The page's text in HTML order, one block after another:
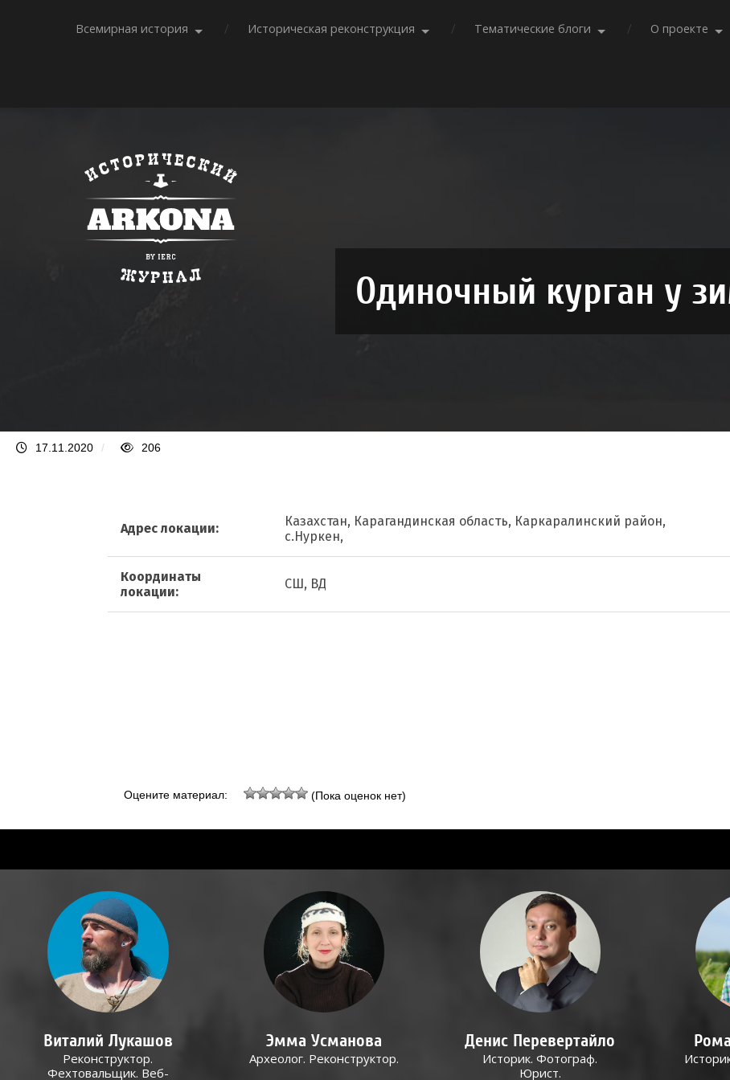
Всемирная история Историческая реконструкция Тематические блоги О проекте
Одиночный курган у
17.11.2020 / 206
Адрес локации:
Казахстан, Карагандинская область, Каркаралинский район,
с.Нуркен,
Координаты
локации:
СШ, ВД
Оцените материал: (Пока оценок нет)
Виталий Лукашов
Реконструктор.
Фехтовальщик. Веб-
Эмма Усманова
Археолог. Реконструктор.
Денис Перевертайло
Историк. Фотограф.
Юрист.